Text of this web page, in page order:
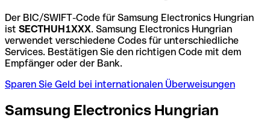
Der BIC/SWIFT-Code für Samsung Electronics Hungrian
ist SECTHUH1XXX. Samsung Electronics Hungrian
verwendet verschiedene Codes für unterschiedliche
Services. Bestätigen Sie den richtigen Code mit dem
Empfänger oder der Bank.
Sparen Sie Geld bei internationalen Überweisungen
Samsung Electronics Hungrian